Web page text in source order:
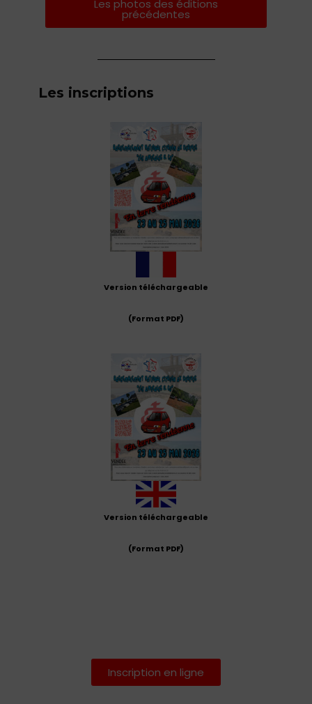
Les photos des éditions
précédentes
Les inscriptions
Version téléchargeable
(Format PDF)
Version téléchargeable
(Format PDF)
Inscription en ligne